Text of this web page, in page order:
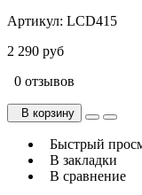
Артикул: LCD415
2 290 руб
0 отзывов
В корзину
Быстрый
В закладки
В сравнение